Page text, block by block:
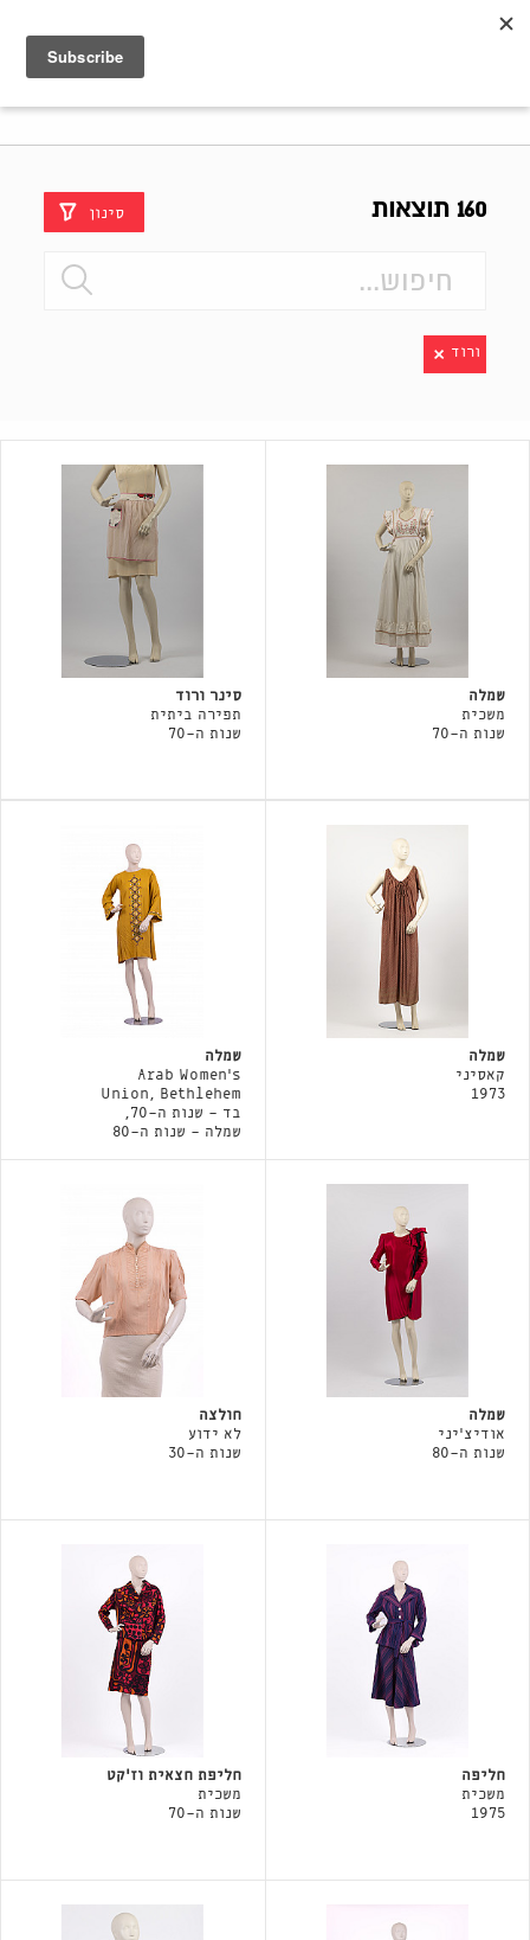
160 תוצאות סינון
ורוד
שמלה
משכית
שנות ה-70
סינר ורוד
תפירה ביתית
שנות ה-70
שמלה
קאסיני
1973
שמלה
Arab Women's
Union, Bethlehem
בד - שנות ה-70,
שמלה - שנות ה-80
שמלה
אודיצ׳יני
שנות ה-80
חולצה
לא ידוע
שנות ה-30
חליפה
משכית
1975
חליפת חצאית וז'קט
משכית
שנות ה-70